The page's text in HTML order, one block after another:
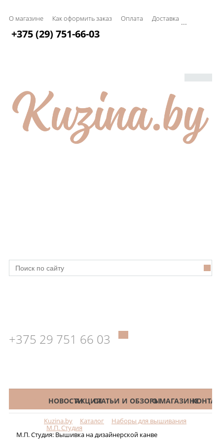
О магазине Как оформить заказ Оплата Доставка ...
+375 (29) 751-66-03
+375 29 751 66 03
КАТАЛОГНОВОСТИАКЦИИСТАТЬИ И ОБЗОРЫО МАГАЗИНЕ
Kuzina.by Каталог Наборы для вышивания
М.П. Студия
М.П. Студия: Вышивка на дизайнерской канве